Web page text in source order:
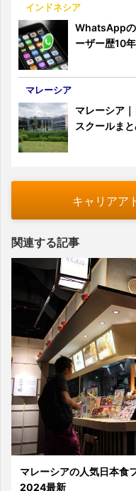
インドネシア
WhatsAppの
ーザー歴10年
マレーシア
マレーシア
スクールま
キャリアア
関連する記事
マレーシアの人気日本食
2024最新